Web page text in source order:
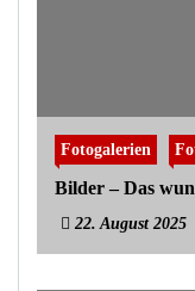
Fotogalerien
Bilder – Das
22. August 2025